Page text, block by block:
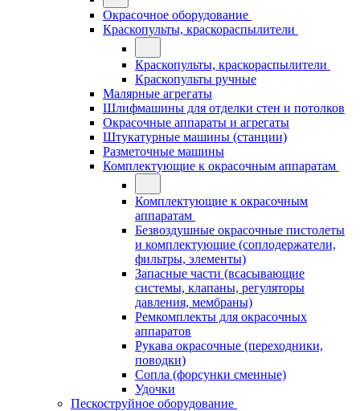
Окрасочное оборудование
Краскопульты, краскораспылители
Краскопульты, краскораспылители
Краскопульты ручные
Малярные агрегаты
Шлифмашины для отделки стен и потолков
Окрасочные аппараты и агрегаты
Штукатурные машины (станции)
Разметочные машины
Комплектующие к окрасочным аппаратам
Комплектующие к окрасочным
аппаратам
Безвоздушные окрасочные пистолеты
и комплектующие (соплодержатели,
фильтры, элементы)
Запасные части (всасывающие
системы, клапаны, регуляторы
давления, мембраны)
Ремкомплекты для окрасочных
аппаратов
Рукава окрасочные (переходники,
поводки)
Сопла (форсунки сменные)
Удочки
Пескоструйное оборудование